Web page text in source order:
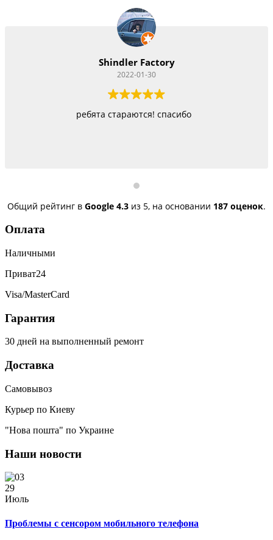
Работают как черти, стараются
Общий рейтинг в Google 4.3 из 5, на основании 187 оценок.
Оплата
Наличными
Приват24
Visa/MasterCard
Гарантия
30 дней на выполненный ремонт
Доставка
Самовывоз
Курьер по Киеву
"Нова пошта" по Украине
Наши новости
29
Июль
Проблемы с сенсором мобильного телефона